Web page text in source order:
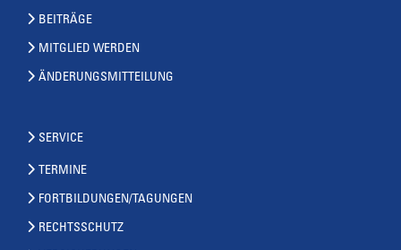
BEITRÄGE
MITGLIED WERDEN
ÄNDERUNGSMITTEILUNG
SERVICE
TERMINE
FORTBILDUNGEN/TAGUNGEN
RECHTSSCHUTZ